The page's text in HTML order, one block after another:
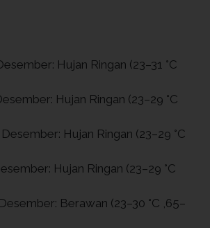
Hujan Ringan (23–31 °C
Hujan Ringan (23–29 °C
Hujan Ringan (23–29 °C
Hujan Ringan (23–29 °C
Berawan (23–30 °C ,65–